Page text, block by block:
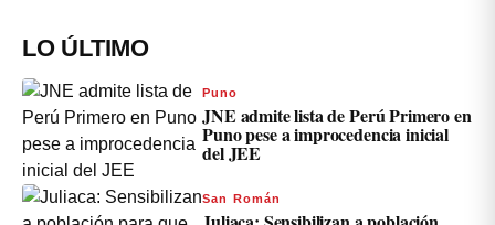
LO ÚLTIMO
Puno
JNE admite lista de Perú Primero en
Puno pese a improcedencia inicial
del JEE
San Román